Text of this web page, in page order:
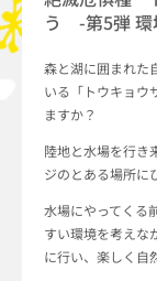
う -第5弾 環
森と湖に囲まれた
いる「トウキョウ
ますか？
陸地と水場を行き
ジのとある場所に
水場にやってくる
すい環境を考えな
に行い、楽しく自